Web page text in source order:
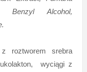
Benzyl Alcohol,
roztworem srebra
wyciągi z